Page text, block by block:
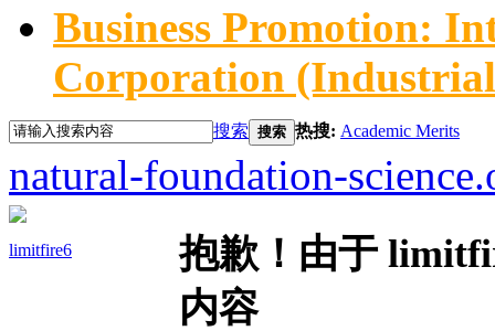
Business Promotion:
Corporation
搜索 搜索 热搜: Academic Merits
natural-foundation-
limitfire6
抱歉！由于
内容